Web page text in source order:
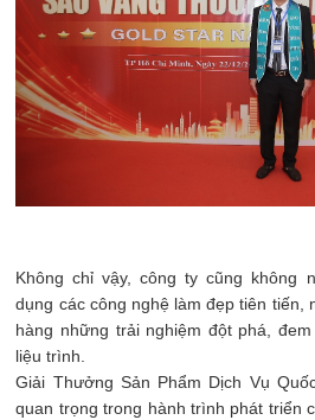
Không chỉ vậy, công ty cũng không
dụng các công nghệ làm đẹp tiên tiến,
hàng những trải nghiệm đột phá,
liệu trình.
Giải Thưởng Sản Phẩm Dịch Vụ
quan trọng trong hành trình phát triển